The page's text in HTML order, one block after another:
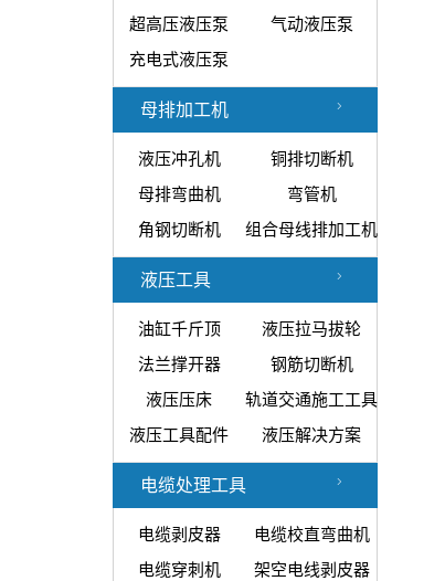
超高压液压泵
气动液压泵
充电式液压泵
母排加工机
液压冲孔机
铜排切断机
母排弯曲机
弯管机
角钢切断机
组合母线排加工机
液压工具
油缸千斤顶
液压拉马拔轮
法兰撑开器
钢筋切断机
液压压床
轨道交通施工工具
液压工具配件
液压解决方案
电缆处理工具
电缆剥皮器
电缆校直弯曲机
电缆穿刺机
架空电线剥皮器